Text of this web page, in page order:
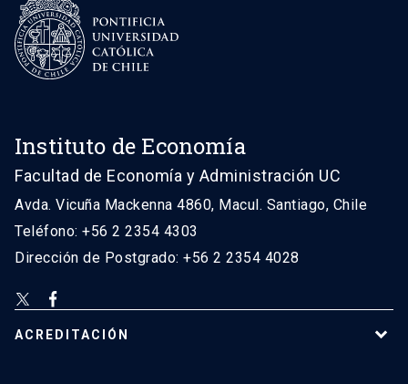
Instituto de Economía
Facultad de Economía y Administración UC
Avda. Vicuña Mackenna 4860, Macul. Santiago, Chile
Teléfono: +56 2 2354 4303
Dirección de Postgrado: +56 2 2354 4028
ACREDITACIÓN